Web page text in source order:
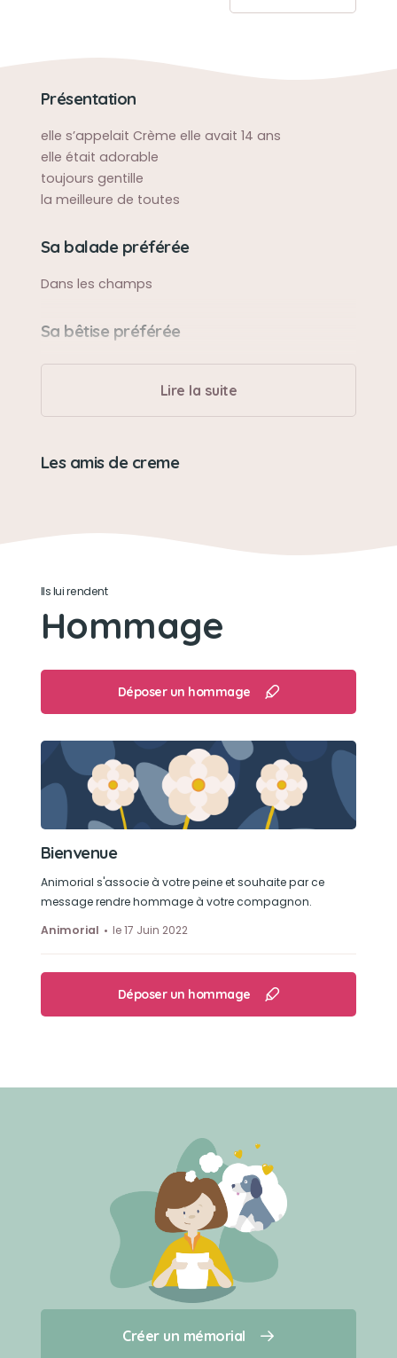
Créer un mémorial
Qui sommes-nous ?
Présentation
elle s’appelait Crème elle avait 14 ans
elle était adorable
toujours gentille
la meilleure de toutes
Sa balade préférée
Dans les champs
Sa bêtise préférée
manger la nourriture de ces maîtres
Son caractère
adorable
la balle
Son loisir préféré
les balades
Lire la suite
Les amis de creme
Ils lui rendent
Hommage
Déposer un hommage
Bienvenue
Animorial s'associe à votre peine et souhaite par ce
message rendre hommage à votre compagnon.
Animorial
le 17 Juin 2022
Déposer un hommage
Créer un mémorial